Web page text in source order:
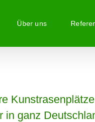
Über uns
in ganz